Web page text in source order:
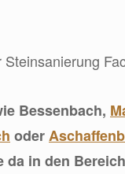
Bessenbach,
oder
da in den